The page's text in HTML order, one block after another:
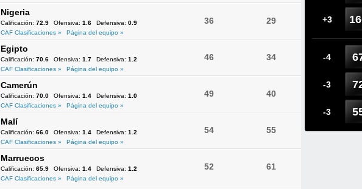
Nigeria
Calificación: 72.9 Ofensiva: 1.6 Defensiva: 0.9
CAF Clasificaciones »
Página del equipo »
36 29
Egipto
Calificación: 70.6 Ofensiva: 1.7 Defensiva: 1.2
CAF Clasificaciones »
Página del equipo »
46 34
Camerún
Calificación: 70.0 Ofensiva: 1.4 Defensiva: 1.0
CAF Clasificaciones »
Página del equipo »
49 40
Malí
Calificación: 66.0 Ofensiva: 1.4 Defensiva: 1.2
CAF Clasificaciones »
Página del equipo »
54 55
Marruecos
Calificación: 65.9 Ofensiva: 1.4 Defensiva: 1.2
CAF Clasificaciones »
Página del equipo »
52 61
+3
-4
-3
-3